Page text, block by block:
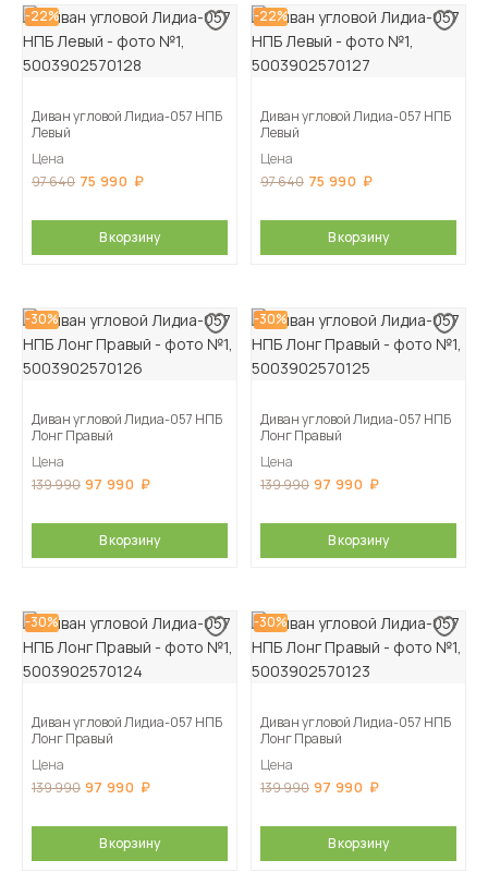
-22%
Диван угловой Лидиа-057 НПБ
Левый
Цена
97 640 75 990
В корзину
-22%
Диван угловой Лидиа-057 НПБ
Левый
Цена
97 640 75 990
В корзину
-30%
Диван угловой Лидиа-057 НПБ
Лонг Правый
Цена
139 990 97 990
В корзину
-30%
Диван угловой Лидиа-057 НПБ
Лонг Правый
Цена
139 990 97 990
В корзину
-30%
Диван угловой Лидиа-057 НПБ
Лонг Правый
Цена
139 990 97 990
В корзину
-30%
Диван угловой Лидиа-057 НПБ
Лонг Правый
Цена
139 990 97 990
В корзину